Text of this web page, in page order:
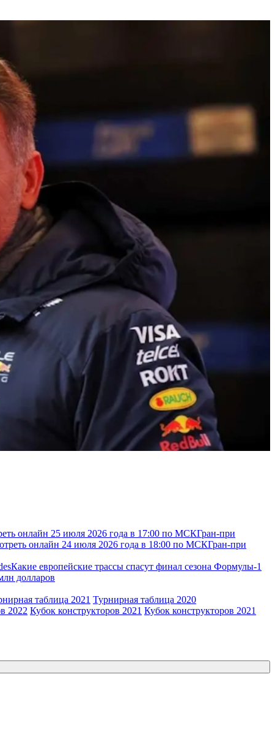
онлайн 25 июля 2026 года в 17:00 по МСКГран-при
онлайн 24 июля 2026 года в 18:00 по МСКГран-при
Какие европейские трассы спасут финал сезона Формулы-1
долларов
таблица 2021 Турнирная таблица 2020
2022 Кубок конструкторов 2021 Кубок конструкторов 2021